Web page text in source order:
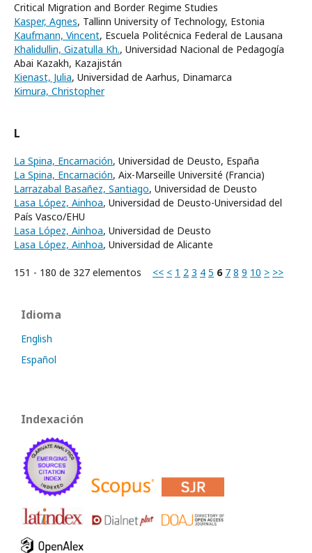
Critical Migration and Border Regime Studies
Kasper, Agnes, Tallinn University of Technology, Estonia
Kaufmann, Vincent, Escuela Politécnica Federal de Lausana
Khalidullin, Gizatulla Kh., Universidad Nacional de Pedagogía
Abai Kazakh, Kazajistán
Kienast, Julia, Universidad de Aarhus, Dinamarca
Kimura, Christopher
L
La Spina, Encarnación, Universidad de Deusto, España
La Spina, Encarnación, Aix-Marseille Université (Francia)
Larrazabal Basañez, Santiago, Universidad de Deusto
Lasa López, Ainhoa, Universidad de Deusto-Universidad del
País Vasco/EHU
Lasa López, Ainhoa, Universidad de Deusto
Lasa López, Ainhoa, Universidad de Alicante
151 - 180 de 327 elementos << < 1 2 3 4 5 6 7 8 9 10 > >>
Idioma
English
Español
Indexación